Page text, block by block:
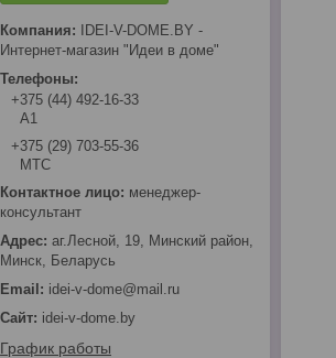
IDEI-V-DOME.BY -
Интернет-магазин "Идеи в доме"
+375 (44) 492-16-33
А1
+375 (29) 703-55-36
МТС
менеджер-
консультант
аг.Лесной, 19, Минский район,
Минск, Беларусь
idei-v-dome@mail.ru
idei-v-dome.by
График работы